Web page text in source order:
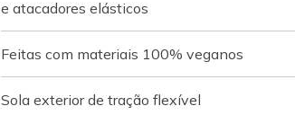
e atacadores elásticos
Feitas com materiais 100% veganos
Sola exterior de tração flexível